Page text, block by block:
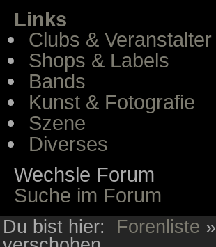
Links
Clubs & Veranstalter
Shops & Labels
Bands
Kunst & Fotografie
Szene
Diverses
Wechsle Forum
Suche im Forum
Du bist hier: Forenliste »